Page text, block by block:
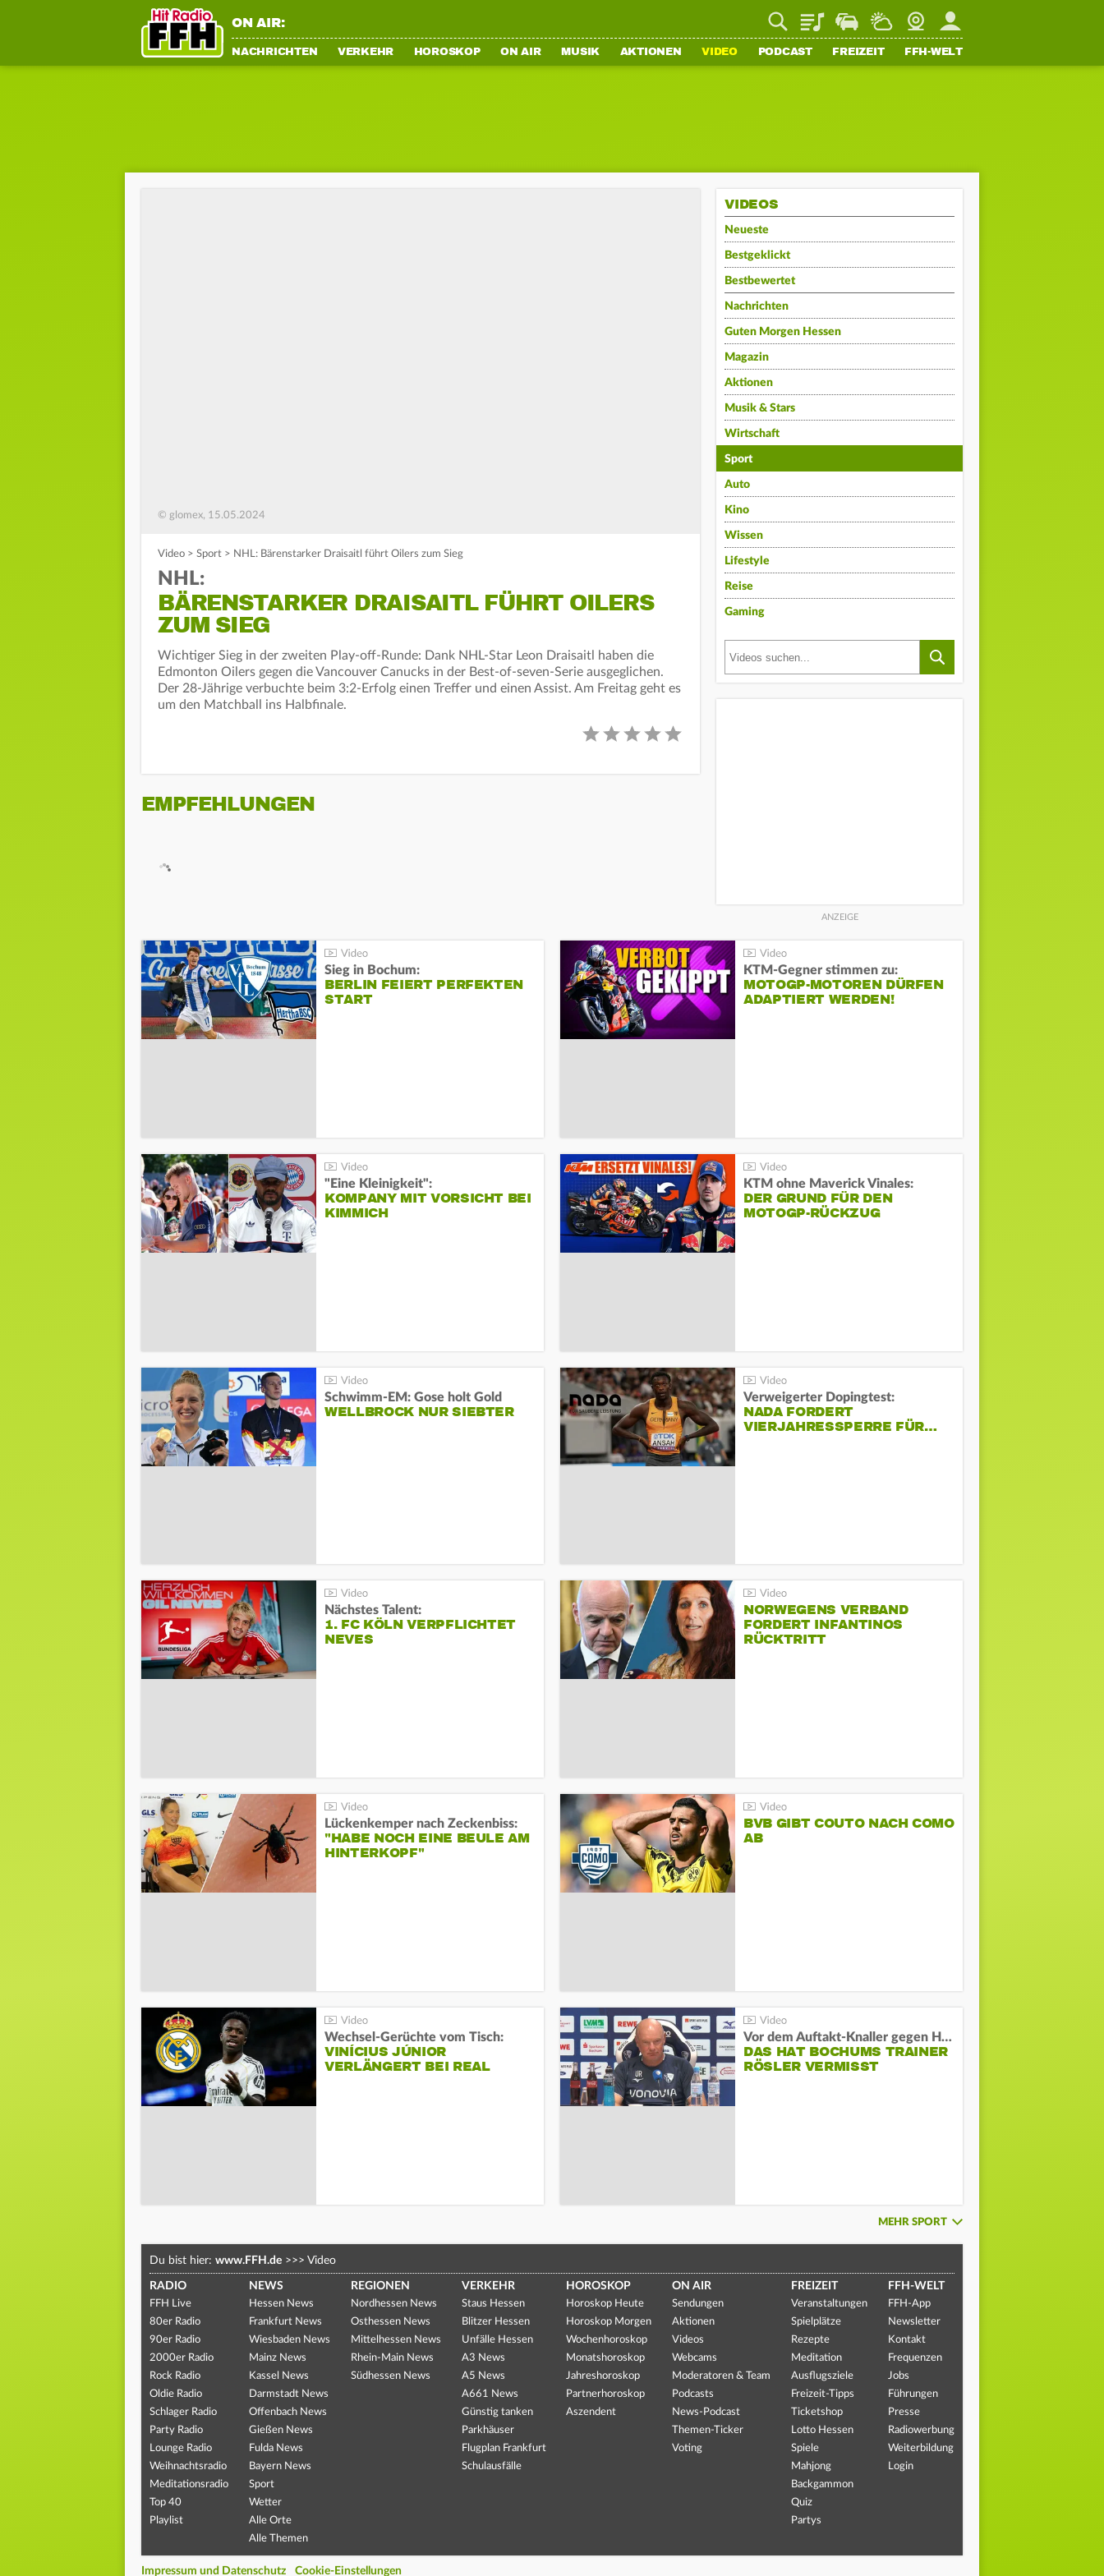
ON AIR: PlaylistStaupilotWetterWebcamMein FFH
NACHRICHTEN VERKEHR HOROSKOP ON AIR MUSIK AKTIONEN VIDEO PODCAST FREIZEIT FFH-WELT
© glomex, 15.05.2024
Video > Sport > NHL: Bärenstarker Draisaitl führt Oilers zum Sieg
NHL:
BÄRENSTARKER DRAISAITL FÜHRT OILERS
ZUM SIEG
Wichtiger Sieg in der zweiten Play-off-Runde: Dank NHL-Star Leon Draisaitl haben die
Edmonton Oilers gegen die Vancouver Canucks in der Best-of-seven-Serie ausgeglichen.
Der 28-Jährige verbuchte beim 3:2-Erfolg einen Treffer und einen Assist. Am Freitag geht es
um den Matchball ins Halbfinale.
EMPFEHLUNGEN
VIDEOS
Neueste
Bestgeklickt
Bestbewertet
Nachrichten
Guten Morgen Hessen
Magazin
Aktionen
Musik & Stars
Wirtschaft
Sport
Auto
Kino
Wissen
Lifestyle
Reise
Gaming
Sieg in Bochum:
BERLIN FEIERT PERFEKTEN
START
KTM-Gegner stimmen zu:
MOTOGP-MOTOREN DÜRFEN
ADAPTIERT WERDEN!
"Eine Kleinigkeit":
KOMPANY MIT VORSICHT BEI
KIMMICH
KTM ohne Maverick Vinales:
DER GRUND FÜR DEN
MOTOGP-RÜCKZUG
Schwimm-EM: Gose holt Gold
WELLBROCK NUR SIEBTER
Verweigerter Dopingtest:
NADA FORDERT
VIERJAHRESSPERRE FÜR…
Nächstes Talent:
1. FC KÖLN VERPFLICHTET
NEVES
NORWEGENS VERBAND
FORDERT INFANTINOS
RÜCKTRITT
Lückenkemper nach Zeckenbiss:
"HABE NOCH EINE BEULE AM
HINTERKOPF"
BVB GIBT COUTO NACH COMO
AB
Wechsel-Gerüchte vom Tisch:
VINÍCIUS JÚNIOR
VERLÄNGERT BEI REAL
Vor dem Auftakt-Knaller gegen Hertha:
DAS HAT BOCHUMS TRAINER
RÖSLER VERMISST
MEHR SPORT
Du bist hier: www.FFH.de >>> Video
RADIO
FFH Live
80er Radio
90er Radio
2000er Radio
Rock Radio
Oldie Radio
Schlager Radio
Party Radio
Lounge Radio
Weihnachtsradio
Meditationsradio
Top 40
Playlist
NEWS
Hessen News
Frankfurt News
Wiesbaden News
Mainz News
Kassel News
Darmstadt News
Offenbach News
Gießen News
Fulda News
Bayern News
Sport
Wetter
Alle Orte
Alle Themen
REGIONEN
Nordhessen News
Osthessen News
Mittelhessen News
Rhein-Main News
Südhessen News
VERKEHR
Staus Hessen
Blitzer Hessen
Unfälle Hessen
A3 News
A5 News
A661 News
Günstig tanken
Parkhäuser
Flugplan Frankfurt
Schulausfälle
HOROSKOP
Horoskop Heute
Horoskop Morgen
Wochenhoroskop
Monatshoroskop
Jahreshoroskop
Partnerhoroskop
Aszendent
ON AIR
Sendungen
Aktionen
Videos
Webcams
Moderatoren & Team
Podcasts
News-Podcast
Themen-Ticker
Voting
FREIZEIT
Veranstaltungen
Spielplätze
Rezepte
Meditation
Ausflugsziele
Freizeit-Tipps
Ticketshop
Lotto Hessen
Spiele
Mahjong
Backgammon
Quiz
Partys
FFH-WELT
FFH-App
Newsletter
Kontakt
Frequenzen
Jobs
Führungen
Presse
Radiowerbung
Weiterbildung
Login
Impressum und Datenschutz Cookie-Einstellungen